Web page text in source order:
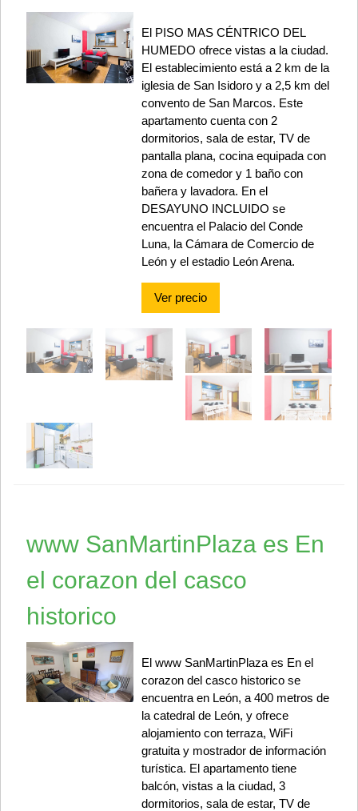
El PISO MAS CÉNTRICO DEL
HUMEDO ofrece vistas a la ciudad.
El establecimiento está a 2 km de la
iglesia de San Isidoro y a 2,5 km del
convento de San Marcos. Este
apartamento cuenta con 2
dormitorios, sala de estar, TV de
pantalla plana, cocina equipada con
zona de comedor y 1 baño con
bañera y lavadora. En el
DESAYUNO INCLUIDO se
encuentra el Palacio del Conde
Luna, la Cámara de Comercio de
León y el estadio León Arena.
Ver precio
www SanMartinPlaza es En
el corazon del casco
historico
El www SanMartinPlaza es En el
corazon del casco historico se
encuentra en León, a 400 metros de
la catedral de León, y ofrece
alojamiento con terraza, WiFi
gratuita y mostrador de información
turística. El apartamento tiene
balcón, vistas a la ciudad, 3
dormitorios, sala de estar, TV de